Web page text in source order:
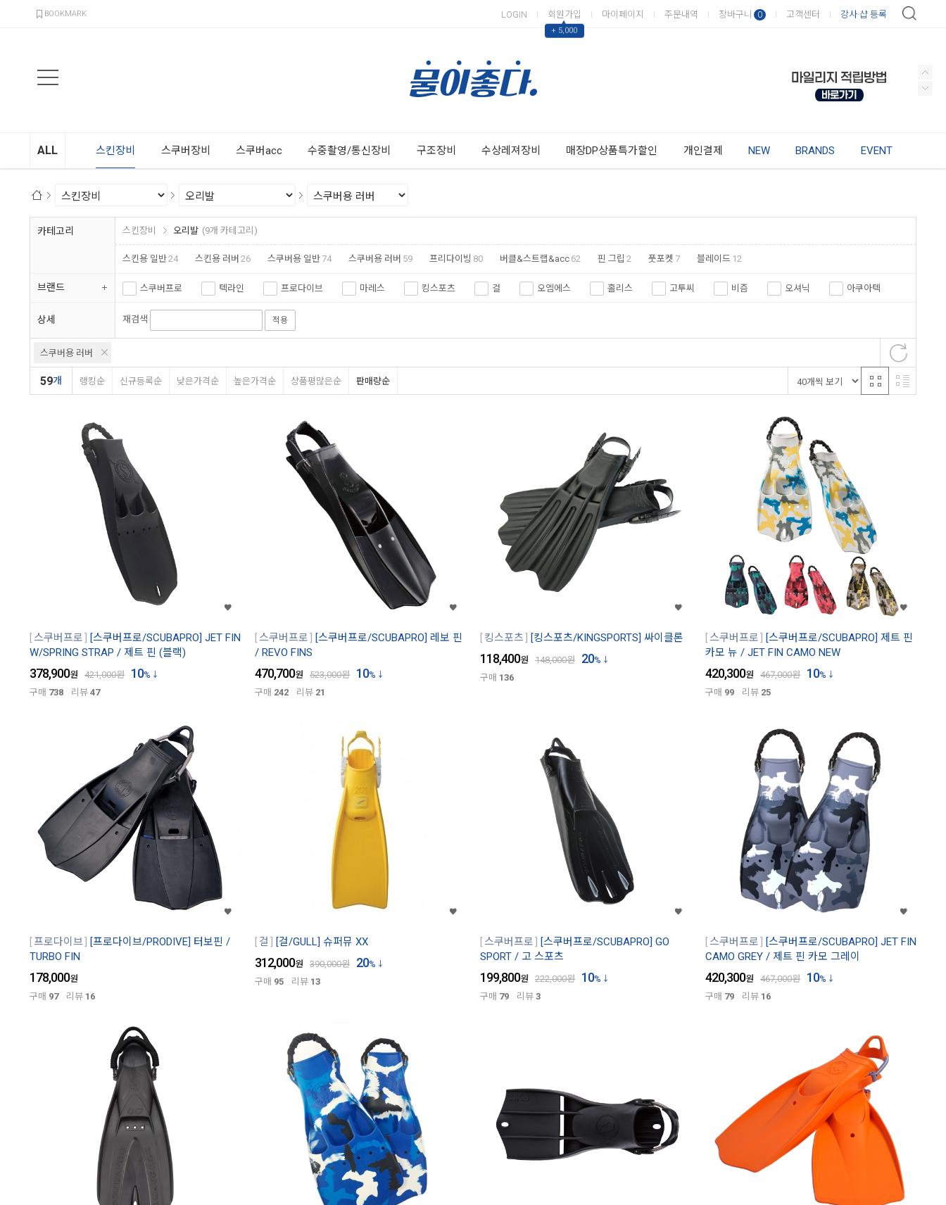
BOOKMARK LOGIN 회원가입
▲
+ 5,000
마이페이지 주문내역 장바구니 0 고객센터 강사·샵 등록
ALL 스킨장비 스쿠버장비 스쿠버acc 수중촬영/통신장비 구조장비 수상레져장비 매장DP상품특가할인 개인결제 NEW BRANDS EVENT
카테고리 스킨장비 오리발 (9개 카테고리)
스킨용 일반24 스킨용 러버 26 스쿠버용 일반 74 스쿠버용 러버 59 프리다이빙 80 버클&스트랩&acc 62 핀 그립 2 풋포켓 7 블레이드 12
브랜드 스쿠버프로 텍라인 프로다이브 마레스 킹스포츠 걸 오엠에스 홀리스 고투씨 비즘 오셔닉 아쿠아텍
엑스딥 지글 아르곤
상세 재검색 적용
스쿠버용 러버
59개 랭킹순 신규등록순 낮은가격순 높은가격순 상품평많은순 판매량순
스쿠버프로
[스쿠버프로/SCUBAPRO] JET FIN
W/SPRING STRAP / 제트 핀 (블랙)
378,900원 421,000원 10%
구매 738 리뷰 47
스쿠버프로
[스쿠버프로/SCUBAPRO] 레보 핀
/ REVO FINS
470,700원 523,000원 10%
구매 242 리뷰 21
킹스포츠 [킹스포츠/KINGSPORTS] 싸이클론
118,400원 148,000원 20%
구매 136
스쿠버프로
[스쿠버프로/SCUBAPRO] 제트 핀
카모 뉴 / JET FIN CAMO NEW
420,300원 467,000원 10%
구매 99 리뷰 25
프로다이브
[프로다이브/PRODIVE] 터보핀 /
TURBO FIN
178,000원
구매 97 리뷰 16
걸 [걸/GULL] 슈퍼뮤 XX
312,000원 390,000원 20%
구매 95 리뷰 13
스쿠버프로
[스쿠버프로/SCUBAPRO] GO
SPORT / 고 스포츠
199,800원 222,000원 10%
구매 79 리뷰 3
스쿠버프로
[스쿠버프로/SCUBAPRO] JET FIN
CAMO GREY / 제트 핀 카모 그레이
420,300원 467,000원 10%
구매 79 리뷰 16